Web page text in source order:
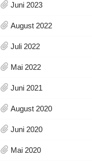
Juni 2023
August 2022
Juli 2022
Mai 2022
Juni 2021
August 2020
Juni 2020
Mai 2020